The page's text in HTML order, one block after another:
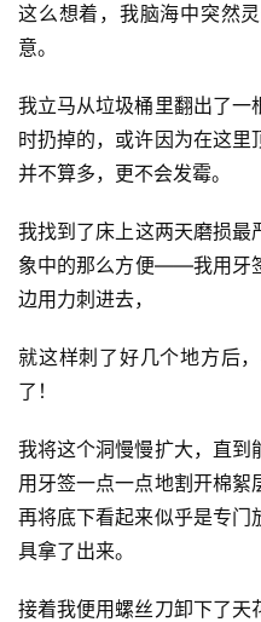
这么想着，我脑海中突然
意。
我立马从垃圾桶里翻出了一
时扔掉的，或许因为在这里
并不算多，更不会发霉。
我找到了床上这两天磨损
象中的那么方便——我用牙
边用力刺进去，
就这样刺了好几个地方后
了！
我将这个洞慢慢扩大，直到
用牙签一点一点地割开棉絮
再将底下看起来似乎是专门
具拿了出来。
接着我便用螺丝刀卸下了天